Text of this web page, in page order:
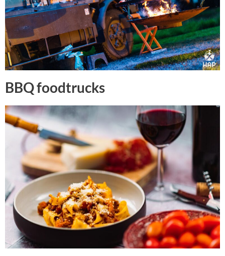
BBQ foodtrucks